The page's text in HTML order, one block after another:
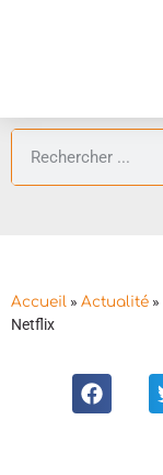
Accueil » Actualité »
Netflix